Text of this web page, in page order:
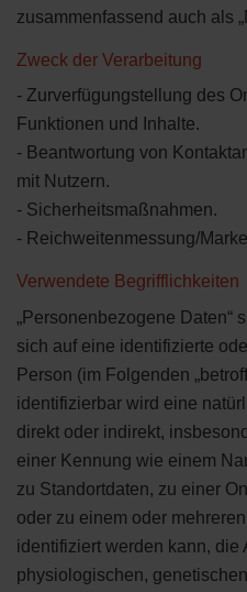
zusammenfassend auch als
Zweck der Verarbeitung
- Zurverfügungstellung des
Funktionen und Inhalte.
- Beantwortung von
mit Nutzern.
- Sicherheitsmaßnahmen.
- Reichweitenmessung/
Verwendete Begrifflichkeiten
„Personenbezogene Daten“
sich auf eine identifizierte
Person (im Folgenden
identifizierbar wird eine
direkt oder indirekt,
einer Kennung wie einem
zu Standortdaten, zu einer
oder zu einem oder
identifiziert werden kann, die
physiologischen,